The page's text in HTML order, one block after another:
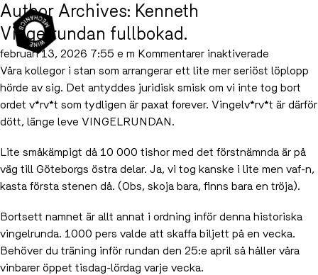
Author Archives: Kenneth
Vingelrundan fullbokad.
februari 13, 2026 7:55 e m Kommentarer inaktiverade
fullbokad.
Våra kollegor i stan som arrangerar ett lite mer seriöst löplopp
hörde av sig. Det antyddes juridisk smisk om vi inte tog bort
ordet v*rv*t som tydligen är paxat forever. Vingelv*rv*t är därför
dött, länge leve VINGELRUNDAN.
Lite småkämpigt då 10 000 tishor med det förstnämnda är på
väg till Göteborgs östra delar. Ja, vi tog kanske i lite men vaf-n,
kasta första stenen då. (Obs, skoja bara, finns bara en tröja).
Bortsett namnet är allt annat i ordning inför denna historiska
vingelrunda. 1000 pers valde att skaffa biljett på en vecka.
Behöver du träning inför rundan den 25:e april så håller våra
vinbarer öppet tisdag-lördag varje vecka.